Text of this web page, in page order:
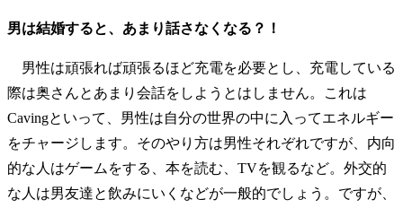
男は結婚すると、あまり話さなくなる？！
男性は頑張れば頑張るほど充電を必要とし、充電している
際は奥さんとあまり会話をしようとはしません。これは
Cavingといって、男性は自分の世界の中に入ってエネルギー
をチャージします。そのやり方は男性それぞれですが、内向
的な人はゲームをする、本を読む、TVを観るなど。外交的
な人は男友達と飲みにいくなどが一般的でしょう。ですが、